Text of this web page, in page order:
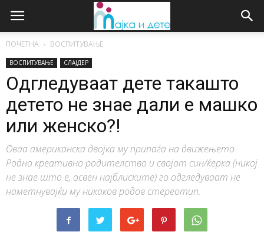
ПОЧЕТНА ВОСПИТУВАЊЕ
ВОСПИТУВАЊЕ СЛАЈДЕР
Одгледуваат дете такашто
детето не знае дали е машко
или женско?!
Оваа американска двојка му припаѓа на движењето
Родно креативно родителство и својот син/ќерка (никој
не знае што е, освен најблиските) го одгледуваат не
наметнувајќи му никаков родов стереотип.